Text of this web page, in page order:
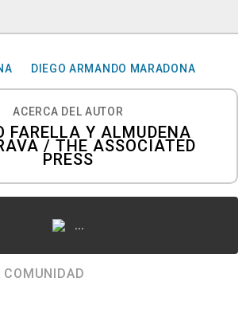
DIEGO ARMANDO MARADONA
ACERCA DEL AUTOR
FARELLA Y ALMUDENA
/ THE ASSOCIATED
PRESS
...
COMUNIDAD